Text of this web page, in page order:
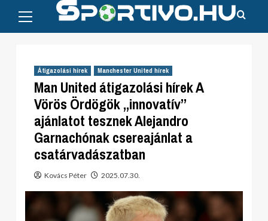
content
Menu
Átigazolási hírek Manchester United hírek
Man United átigazolási hírek A
Vörös Ördögök „innovatív”
ajánlatot tesznek Alejandro
Garnachónak csereajánlat a
csatárvadászatban
Kovács Péter 2025.07.30.